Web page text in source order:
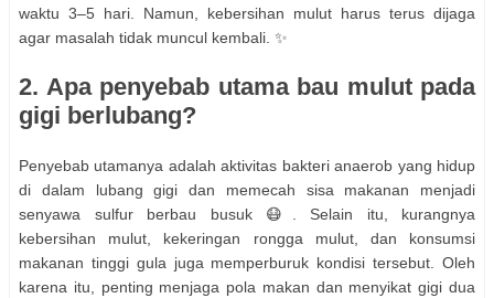
waktu 3–5 hari. Namun, kebersihan mulut harus terus dijaga
agar masalah tidak muncul kembali. ✨
2. Apa penyebab utama bau mulut pada
gigi berlubang?
Penyebab utamanya adalah aktivitas bakteri anaerob yang hidup
di dalam lubang gigi dan memecah sisa makanan menjadi
senyawa sulfur berbau busuk 😷. Selain itu, kurangnya
kebersihan mulut, kekeringan rongga mulut, dan konsumsi
makanan tinggi gula juga memperburuk kondisi tersebut. Oleh
karena itu, penting menjaga pola makan dan menyikat gigi dua